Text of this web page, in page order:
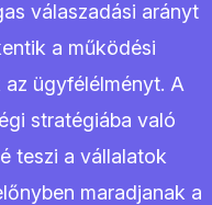
válaszadási arányt
a működési
ügyfélélményt. A
stratégiába való
teszi a vállalatok
maradjanak a